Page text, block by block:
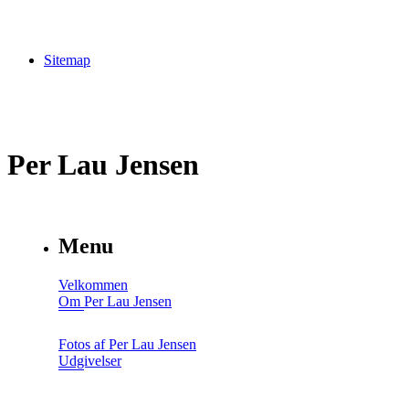
Sitemap
Per Lau Jensen
Menu
Velkommen
Om Per Lau Jensen
Fotos af Per Lau Jensen
Udgivelser